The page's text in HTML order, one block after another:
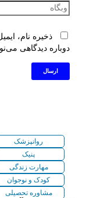
ذخیره نام،
دوباره دیدگاهی
روانپزشک
پنیک
مهارت زندگی
کودک و نوجوان
مشاوره تحصیلی